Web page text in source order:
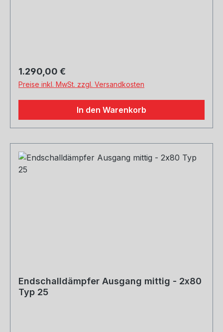
(eintragungspflichtig)
Regulärer Preis:
1.290,00 €
Preise inkl. MwSt. zzgl. Versandkosten
In den Warenkorb
Endschalldämpfer Ausgang mittig - 2x80
Typ 25